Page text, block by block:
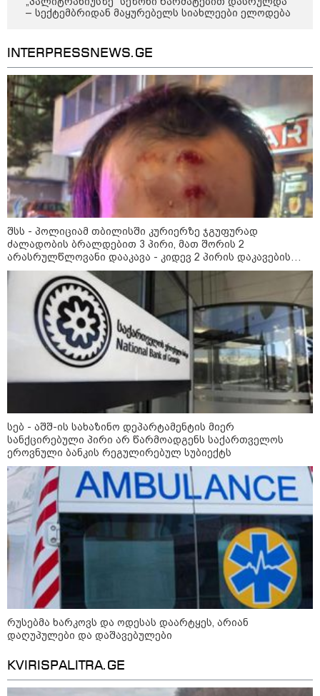
როგორ ჩავიცვათ 40 წლის
შემდეგ: მილიონერების
მსოფლიო
უძველესი სენი და ეპიდემია: აშშ-ში
ერთდროულად კეთრს და ნაწლავურ
ინფექციას ებრძვიან - რა უნდა ვიცოდეთ
და რამდენად სახიფათოა
10:17 / 09-08-2026
რუსებმა ხარკოვს და ოდესას
დაარტყეს, არიან დაღუპულები
და დაშავებულები - რა
ინფორმაციას ავრცელებს
ხარკოვის მერი?
10:02 / 09-08-2026
"ქართული ოცნება” ხელს
უწყობს ირანული
მოთხოვნებს?" - ჯო უილსონი
– სექტემბრიდან მაყურებელს სიახლეები ელოდება
INTERPRESSNEWS.GE
შსს - პოლიციამ თბილისში კურიერზე ჯგუფურად
ძალადობის ბრალდებით 3 პირი, მათ შორის 2
არასრულწლოვანი დააკავა - კიდევ 2 პირის დაკავების
მიზნით კი შესაბამისი ღონისძიებები ტარდება
სებ - აშშ-ის სახაზინო დეპარტამენტის მიერ
სანქცირებული პირი არ წარმოადგენს საქართველოს
ეროვნული ბანკის რეგულირებულ სუბიექტს
რუსებმა ხარკოვს და ოდესას დაარტყეს, არიან
დაღუპულები და დაშავებულები
KVIRISPALITRA.GE